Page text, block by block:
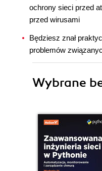
ochrony sieci przed
przed wirusami
Będziesz znał
problemów
Wybrane